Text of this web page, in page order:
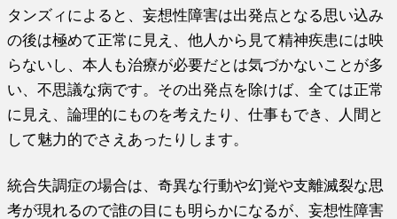
タンズィによると、妄想性障害は出発点となる思い込み
の後は極めて正常に見え、他人から見て精神疾患には映
らないし、本人も治療が必要だとは気づかないことが多
い、不思議な病です。その出発点を除けば、全ては正常
に見え、論理的にものを考えたり、仕事もでき、人間と
して魅力的でさえあったりします。
統合失調症の場合は、奇異な行動や幻覚や支離滅裂な思
考が現れるので誰の目にも明らかになるが、妄想性障害